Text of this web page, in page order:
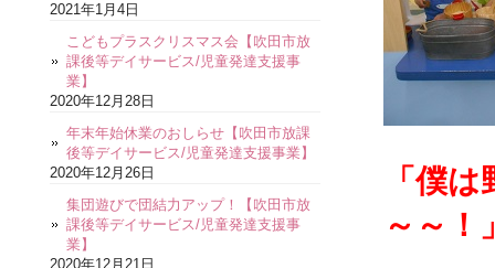
「僕
～～！
2021年1月4日
こどもプラスクリスマス会【吹田市放
課後等デイサービス/児童発達支援事
業】
2020年12月28日
年末年始休業のおしらせ【吹田市放課
後等デイサービス/児童発達支援事業】
2020年12月26日
集団遊びで団結力アップ！【吹田市放
課後等デイサービス/児童発達支援事
業】
2020年12月21日